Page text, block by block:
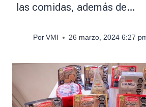
las comidas, además de…
Por VMI 26 marzo, 2024 6:27